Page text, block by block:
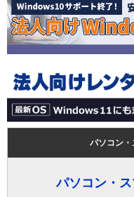
パソコン・
パソコン・